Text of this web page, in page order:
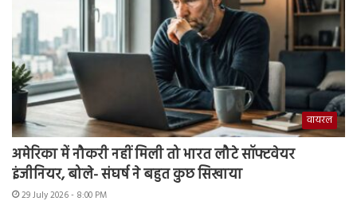
वायरल
अमेरिका में नौकरी नहीं मिली तो भारत लौटे सॉफ्टवेयर
इंजीनियर, बोले- संघर्ष ने बहुत कुछ सिखाया
29 July 2026 - 8:00 PM